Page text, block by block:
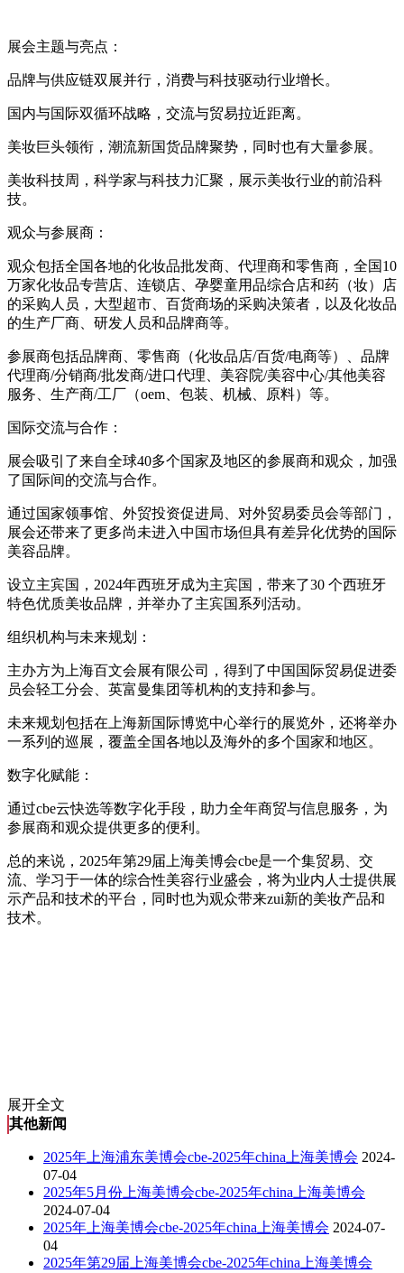
展会主题与亮点：
品牌与供应链双展并行，消费与科技驱动行业增长。
国内与国际双循环战略，交流与贸易拉近距离。
美妆巨头领衔，潮流新国货品牌聚势，同时也有大量参展。
美妆科技周，科学家与科技力汇聚，展示美妆行业的前沿科
技。
观众与参展商：
观众包括全国各地的化妆品批发商、代理商和零售商，全国10
万家化妆品专营店、连锁店、孕婴童用品综合店和药（妆）店
的采购人员，大型超市、百货商场的采购决策者，以及化妆品
的生产厂商、研发人员和品牌商等。
参展商包括品牌商、零售商（化妆品店/百货/电商等）、品牌
代理商/分销商/批发商/进口代理、美容院/美容中心/其他美容
服务、生产商/工厂（oem、包装、机械、原料）等。
国际交流与合作：
展会吸引了来自全球40多个国家及地区的参展商和观众，加强
了国际间的交流与合作。
通过国家领事馆、外贸投资促进局、对外贸易委员会等部门，
展会还带来了更多尚未进入中国市场但具有差异化优势的国际
美容品牌。
设立主宾国，2024年西班牙成为主宾国，带来了30 个西班牙
特色优质美妆品牌，并举办了主宾国系列活动。
组织机构与未来规划：
主办方为上海百文会展有限公司，得到了中国国际贸易促进委
员会轻工分会、英富曼集团等机构的支持和参与。
未来规划包括在上海新国际博览中心举行的展览外，还将举办
一系列的巡展，覆盖全国各地以及海外的多个国家和地区。
数字化赋能：
通过cbe云快选等数字化手段，助力全年商贸与信息服务，为
参展商和观众提供更多的便利。
总的来说，2025年第29届上海美博会cbe是一个集贸易、交
流、学习于一体的综合性美容行业盛会，将为业内人士提供展
示产品和技术的平台，同时也为观众带来zui新的美妆产品和
技术。
展开全文
其他新闻
2025年上海浦东美博会cbe-2025年china上海美博会 2024-
07-04
2025年5月份上海美博会cbe-2025年china上海美博会
2024-07-04
2025年上海美博会cbe-2025年china上海美博会 2024-07-
04
2025年第29届上海美博会cbe-2025年china上海美博会